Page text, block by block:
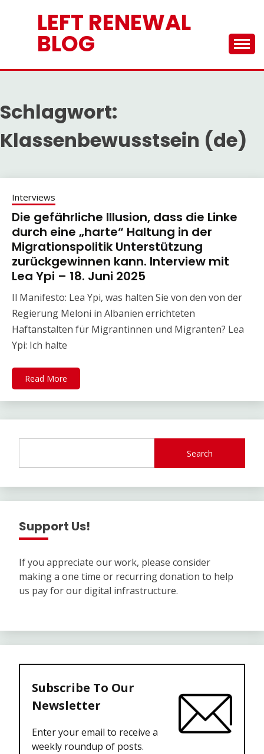
LEFT RENEWAL
BLOG
Schlagwort:
Klassenbewusstsein (de)
Interviews
Die gefährliche Illusion, dass die Linke
durch eine „harte“ Haltung in der
Migrationspolitik Unterstützung
zurückgewinnen kann. Interview mit
Lea Ypi – 18. Juni 2025
Il Manifesto: Lea Ypi, was halten Sie von den von der
Regierung Meloni in Albanien errichteten
Haftanstalten für Migrantinnen und Migranten? Lea
Ypi: Ich halte
Read More
Search
Support Us!
If you appreciate our work, please consider
making a one time or recurring donation to help
us pay for our digital infrastructure.
Subscribe To Our
Newsletter
Enter your email to receive a
weekly roundup of posts.